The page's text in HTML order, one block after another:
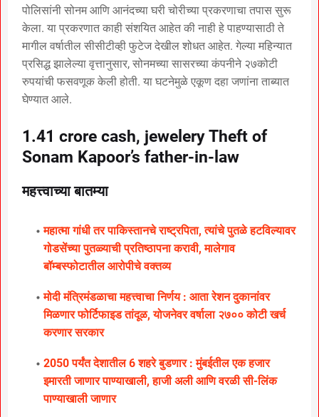
पोलिसांनी सोनम आणि आनंदच्या घरी चोरीच्या प्रकरणाचा तपास सुरू
केला. या प्रकरणात काही संशयित आहेत की नाही हे पाहण्यासाठी ते
मागील वर्षातील सीसीटीव्ही फुटेज देखील शोधत आहेत. गेल्या महिन्यात
प्रसिद्ध झालेल्या वृत्तानुसार, सोनमच्या सासरच्या कंपनीने २७कोटी
रुपयांची फसवणूक केली होती. या घटनेमुळे एकूण दहा जणांना ताब्यात
घेण्यात आले.
1.41 crore cash, jewelery Theft of
Sonam Kapoor’s father-in-law
महत्त्वाच्या बातम्या
महात्मा गांधी तर पाकिस्तानचे राष्ट्रपिता, त्यांचे पुतळे हटविल्यावर
गोडसेंच्या पुतळ्याची प्रतिष्ठापना करावी, मालेगाव
बॉम्बस्फोटातील आरोपीचे वक्तव्य
मोदी मंत्रिमंडळाचा महत्त्वाचा निर्णय : आता रेशन दुकानांवर
मिळणार फोर्टिफाइड तांदूळ, योजनेवर वर्षाला २७०० कोटी खर्च
करणार सरकार
2050 पर्यंत देशातील 6 शहरे बुडणार : मुंबईतील एक हजार
इमारती जाणार पाण्याखाली, हाजी अली आणि वरळी सी-लिंक
पाण्याखाली जाणार